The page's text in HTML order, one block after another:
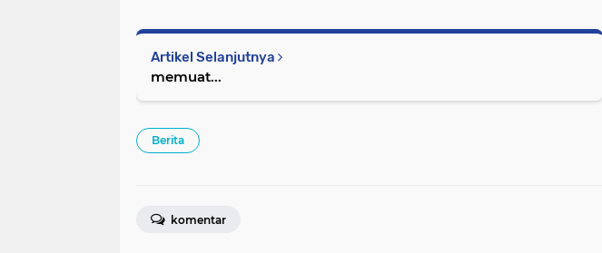
Artikel Selanjutnya
memuat...
Berita
komentar